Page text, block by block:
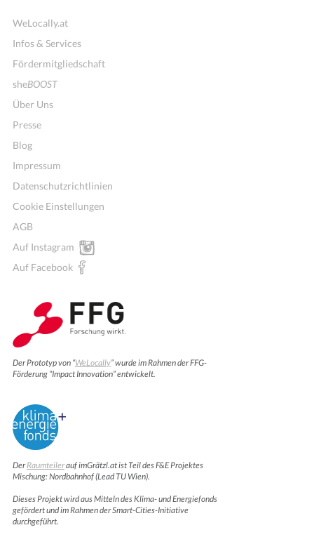
WeLocally.at
Infos & Services
Fördermitgliedschaft
sheBOOST
Über Uns
Presse
Blog
Impressum
Datenschutzrichtlinien
Cookie Einstellungen
AGB
Auf Instagram
Auf Facebook
Der Prototyp von “WeLocally” wurde im Rahmen der FFG-
Förderung “Impact Innovation” entwickelt.
DerRaumteilerauf imGrätzl.at ist Teil des F&E Projektes
Mischung: Nordbahnhof (Lead TU Wien).
Dieses Projekt wird aus Mitteln des Klima- und Energiefonds
gefördert und im Rahmen der Smart-Cities-Initiative
durchgeführt.